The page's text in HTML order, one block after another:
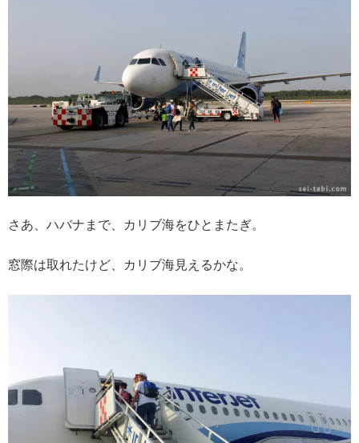
さあ、ハバナまで、カリブ海をひとまたぎ。
窓際は取れたけど、カリブ海見えるかな。